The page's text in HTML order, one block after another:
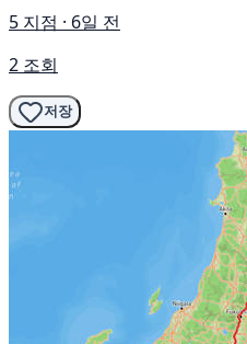
5 지점 · 6일 전
2 조회
저장